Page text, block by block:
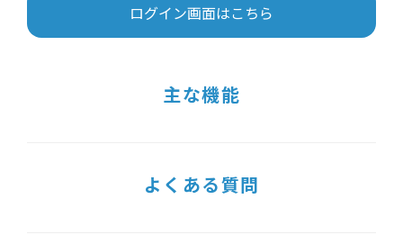
ログイン画面はこちら
主な機能
よくある質問